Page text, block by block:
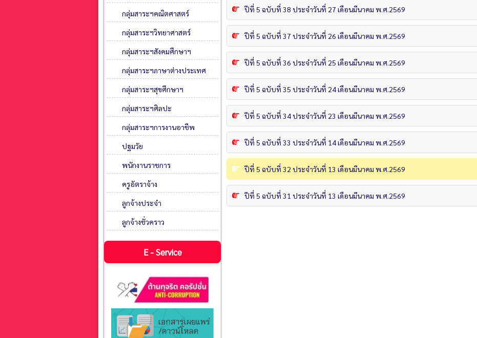
กลุ่มสาระฯคณิตศาสตร์
กลุ่มสาระฯวิทยาศาสตร์
กลุ่มสาระฯสังคมศึกษาฯ
กลุ่มสาระฯภาษาต่างประเทศ
กลุ่มสาระฯสุขศึกษาฯ
กลุ่มสาระฯศิลปะ
กลุ่มสาระฯการงานอาชีพ
ปฐมวัย
พนักงานราชการ
ครูอัตราจ้าง
ลูกจ้างประจำ
ลูกจ้างชั่วคราว
E - Service
ปีที่ 5 ฉบับที่ 38 ประจำวันที่ 27 เดือนมีนาคม พ.ศ.2569
ปีที่ 5 ฉบับที่ 37 ประจำวันที่ 26 เดือนมีนาคม พ.ศ.2569
ปีที่ 5 ฉบับที่ 36 ประจำวันที่ 25 เดือนมีนาคม พ.ศ.2569
ปีที่ 5 ฉบับที่ 35 ประจำวันที่ 24 เดือนมีนาคม พ.ศ.2569
ปีที่ 5 ฉบับที่ 34 ประจำวันที่ 23 เดือนมีนาคม พ.ศ.2569
ปีที่ 5 ฉบับที่ 33 ประจำวันที่ 14 เดือนมีนาคม พ.ศ.2569
ปีที่ 5 ฉบับที่ 32 ประจำวันที่ 13 เดือนมีนาคม พ.ศ.2569
ปีที่ 5 ฉบับที่ 31 ประจำวันที่ 13 เดือนมีนาคม พ.ศ.2569